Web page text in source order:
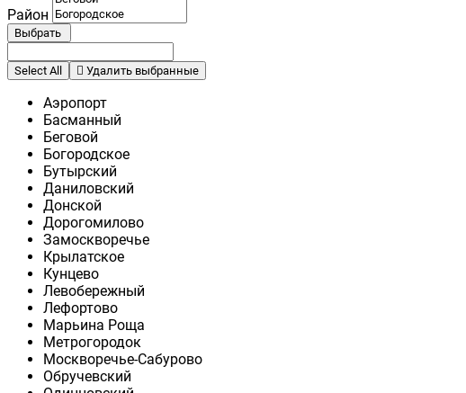
Район
Выбрать
Select All Удалить выбранные
Аэропорт
Басманный
Беговой
Богородское
Бутырский
Даниловский
Донской
Дорогомилово
Замоскворечье
Крылатское
Кунцево
Левобережный
Лефортово
Марьина Роща
Метрогородок
Москворечье-Сабурово
Обручевский